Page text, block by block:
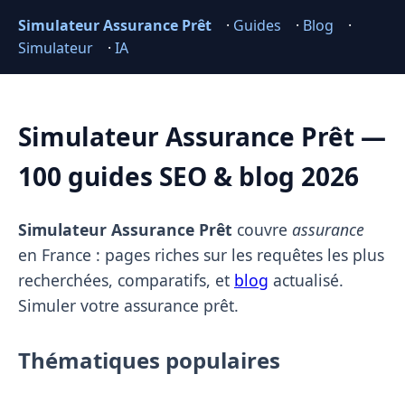
Simulateur Assurance Prêt · Guides · Blog
·
Simulateur
· IA
Simulateur Assurance Prêt —
100 guides SEO & blog 2026
Simulateur Assurance Prêt couvre assurance
en France : pages riches sur les requêtes les plus
recherchées, comparatifs, et blog actualisé.
Simuler votre assurance prêt.
Thématiques populaires